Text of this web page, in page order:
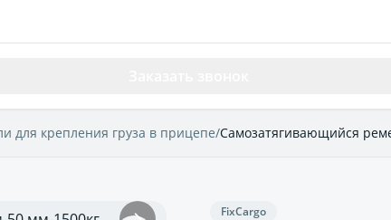
для крепления груза в прицепе/Самозатягивающийся
FixCargo